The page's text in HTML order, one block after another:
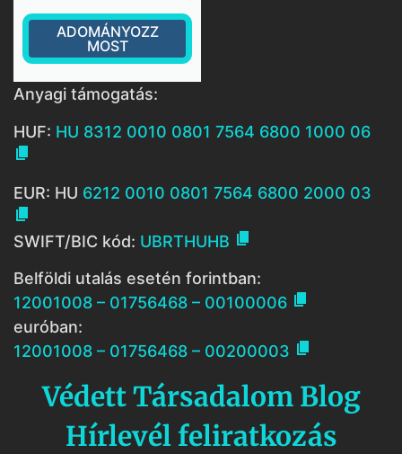
ADOMÁNYOZZ
MOST
Anyagi támogatás:
HUF: HU 8312 0010 0801 7564 6800 1000 06

EUR: HU 6212 0010 0801 7564 6800 2000 03

SWIFT/BIC kód: UBRTHUHB 
Belföldi utalás esetén forintban:
12001008 – 01756468 – 00100006 
euróban:
12001008 – 01756468 – 00200003 
Védett Társadalom Blog
Hírlevél feliratkozás